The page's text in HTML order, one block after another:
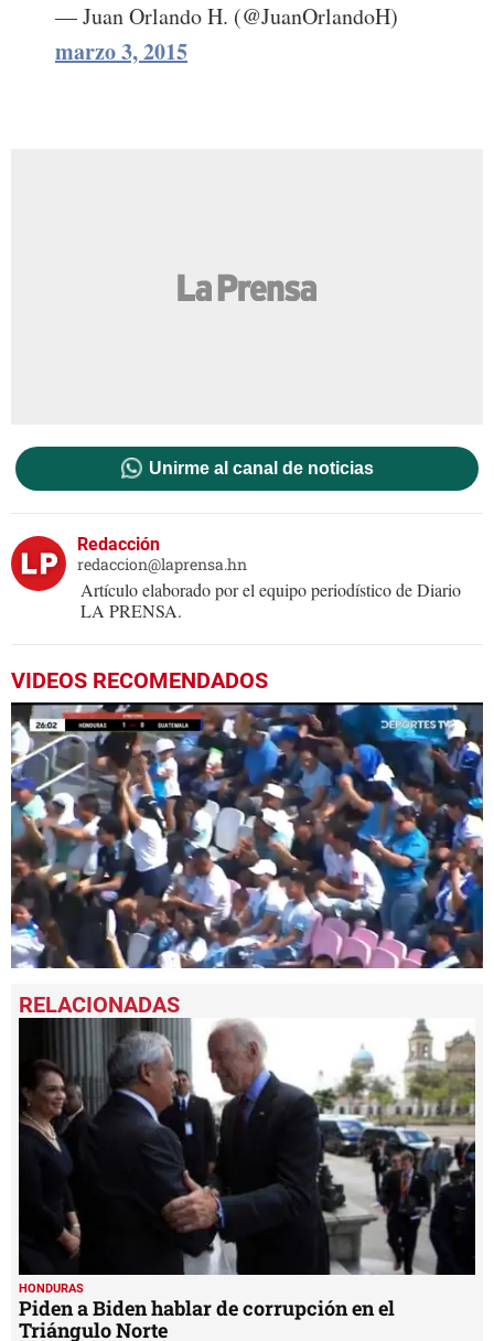
— Juan Orlando H. (@JuanOrlandoH)
marzo 3, 2015
Unirme al canal de noticias
Redacción
redaccion@laprensa.hn
Artículo elaborado por el equipo periodístico de Diario
LA PRENSA.
VIDEOS RECOMENDADOS
seconds
of
HONDURAS
Piden a Biden hablar de corrupción en el
Triángulo Norte